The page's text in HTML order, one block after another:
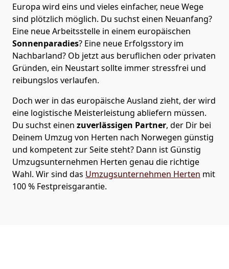
Europa wird eins und vieles einfacher, neue Wege
sind plötzlich möglich. Du suchst einen Neuanfang?
Eine neue Arbeitsstelle in einem europäischen
Sonnenparadies? Eine neue Erfolgsstory im
Nachbarland? Ob jetzt aus beruflichen oder privaten
Gründen, ein Neustart sollte immer stressfrei und
reibungslos verlaufen.
Doch wer in das europäische Ausland zieht, der wird
eine logistische Meisterleistung abliefern müssen.
Du suchst einen zuverlässigen Partner, der Dir bei
Deinem Umzug von Herten nach Norwegen günstig
und kompetent zur Seite steht? Dann ist Günstig
Umzugsunternehmen Herten genau die richtige
Wahl. Wir sind das Umzugsunternehmen Herten mit
100 % Festpreisgarantie.